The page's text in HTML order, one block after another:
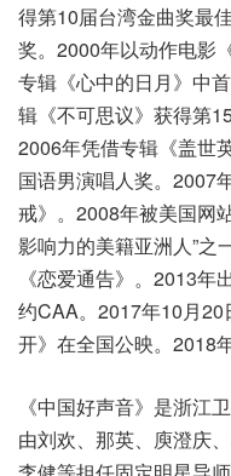
得第10届台湾金曲奖最
奖。2000年以动作电影
专辑《心中的日月》中
辑《不可思议》获得第
2006年凭借专辑《盖世
国语男演唱人奖。2007
戒》。2008年被美国网
影响力的美籍亚洲人”之
《恋爱通告》。2013
约CAA。2017年10月
开》在全国公映。2018
《中国好声音》是浙江
由刘欢、那英、庾澄庆